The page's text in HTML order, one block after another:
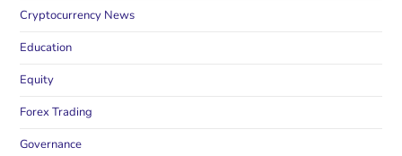
Cryptocurrency News
Education
Equity
Forex Trading
Governance